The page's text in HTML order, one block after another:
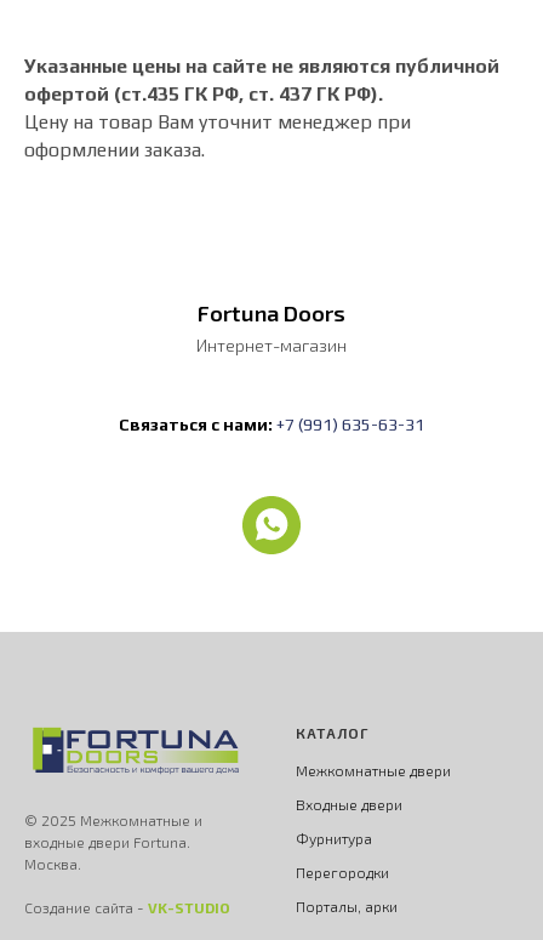
Указанные цены на сайте не являются публичной
офертой (ст.435 ГК РФ, cт. 437 ГК РФ).
Цену на товар Вам уточнит менеджер при
оформлении заказа.
Fortuna Doors
Интернет-магазин
Связаться с нами: +7 (991) 635-63-31
© 2025 Межкомнатные и
входные двери Fortuna.
Москва.
Создание сайта - VK-STUDIO
КАТАЛОГ
Межкомнатные двери
Входные двери
Фурнитура
Перегородки
Порталы, арки